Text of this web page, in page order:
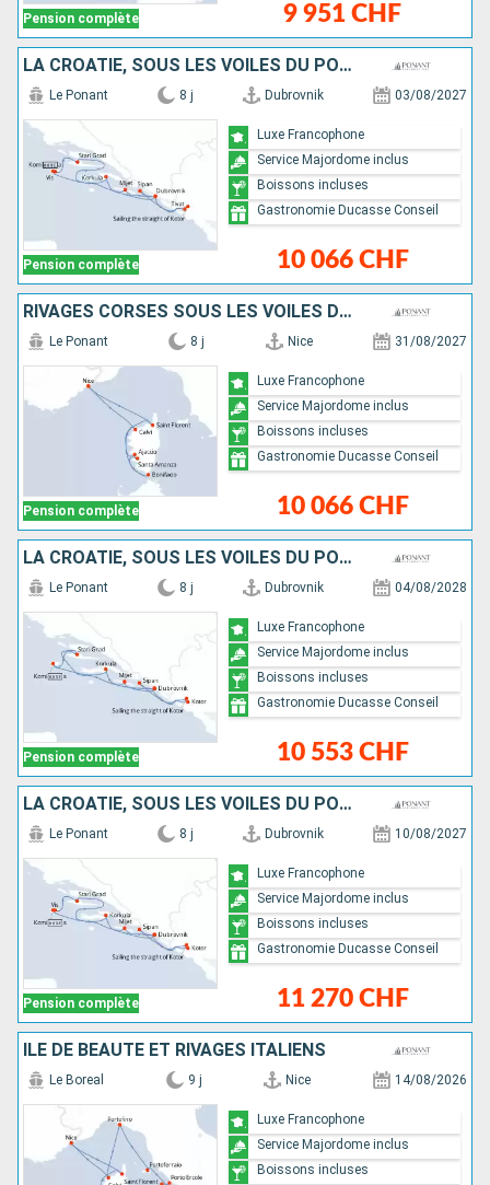
Pension complète 9 951 CHF
LA CROATIE, SOUS LES VOILES DU PONANT
Pension complète
Le Ponant 8 j Dubrovnik 03/08/2027
10 066 CHF
Luxe Francophone
Service Majordome inclus
Boissons incluses
Gastronomie Ducasse Conseil
RIVAGES CORSES SOUS LES VOILES DU PONANT
Pension complète
Le Ponant 8 j Nice 31/08/2027
10 066 CHF
Luxe Francophone
Service Majordome inclus
Boissons incluses
Gastronomie Ducasse Conseil
LA CROATIE, SOUS LES VOILES DU PONANT
Pension complète
Le Ponant 8 j Dubrovnik 04/08/2028
10 553 CHF
Luxe Francophone
Service Majordome inclus
Boissons incluses
Gastronomie Ducasse Conseil
LA CROATIE, SOUS LES VOILES DU PONANT
Pension complète
Le Ponant 8 j Dubrovnik 10/08/2027
11 270 CHF
Luxe Francophone
Service Majordome inclus
Boissons incluses
Gastronomie Ducasse Conseil
ÎLE DE BEAUTÉ ET RIVAGES ITALIENS
Le Boreal 9 j Nice 14/08/2026
Luxe Francophone
Service Majordome inclus
Boissons incluses